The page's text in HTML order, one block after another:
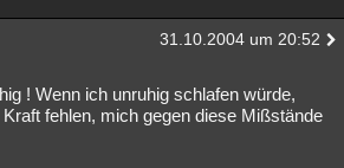
31.10.2004 um 20:52
! Wenn ich unruhig schlafen würde,
fehlen, mich gegen diese Mißstände